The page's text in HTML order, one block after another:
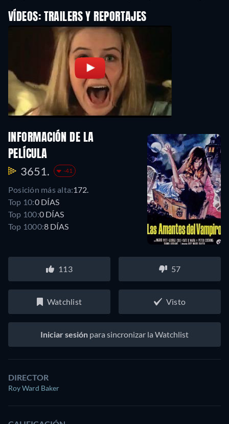
VÍDEOS: TRAILERS Y REPORTAJES
INFORMACIÓN DE LA
PELÍCULA
3651. -41
Posición más alta:172.
Top 10:0 DÍAS
Top 100:0 DÍAS
Top 1000:8 DÍAS
113 57
Watchlist Visto
Iniciar sesión para sincronizar la Watchlist
DIRECTOR
Roy Ward Baker